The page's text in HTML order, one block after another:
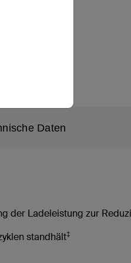
Daten
der Ladeleistung zur
standhält‡